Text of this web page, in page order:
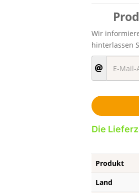
Wir
hinterlassen
Die
Produkt
Land